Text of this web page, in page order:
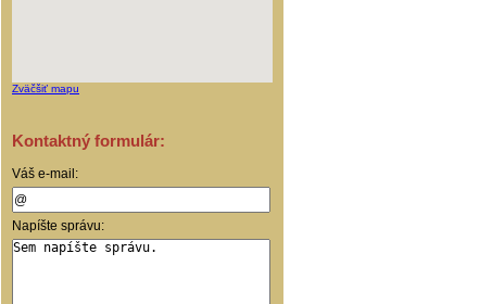
Zväčšiť mapu
Kontaktný formulár:
Váš e-mail:
Napíšte správu: